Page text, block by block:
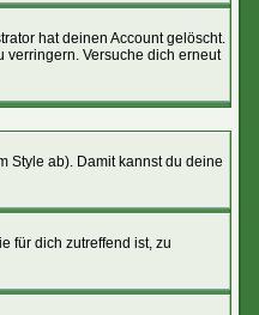
hat deinen Account gelöscht.
verringern. Versuche dich erneut
Style ab). Damit kannst du deine
für dich zutreffend ist, zu